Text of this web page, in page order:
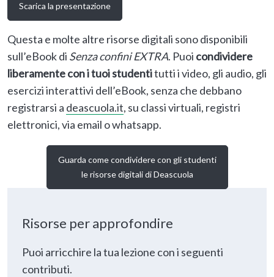
Scarica la presentazione
Questa e molte altre risorse digitali sono disponibili
sull’eBook di Senza confini EXTRA. Puoi condividere
liberamente con i tuoi studentitutti i video, gli audio, gli
esercizi interattivi dell’eBook, senza che debbano
registrarsi a deascuola.it, su classi virtuali, registri
elettronici, via email o whatsapp.
Guarda come condividere con gli studenti
le risorse digitali di Deascuola
Risorse per approfondire
Puoi arricchire la tua lezione con i seguenti
contributi.